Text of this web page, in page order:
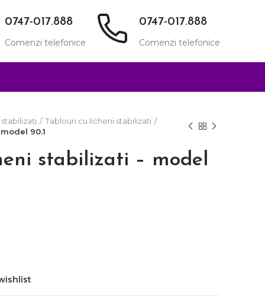
0747-017.888
Comenzi telefonice
0747-017.888
Comenzi telefonice
stabilizați
Tablouri cu licheni stabilizati
90.1
stabilizati – model